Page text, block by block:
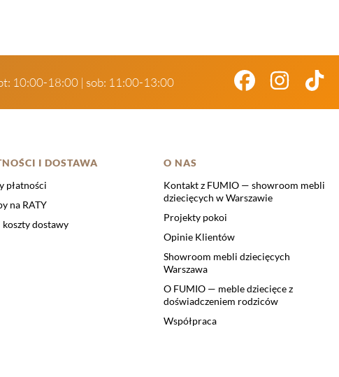
10:00-18:00 | sob: 11:00-13:00
I DOSTAWA
płatności
na RATY
koszty dostawy
O NAS
Kontakt z FUMIO — showroom mebli
dziecięcych w Warszawie
Projekty pokoi
Opinie Klientów
Showroom mebli dziecięcych
Warszawa
O FUMIO — meble dziecięce z
doświadczeniem rodziców
Współpraca